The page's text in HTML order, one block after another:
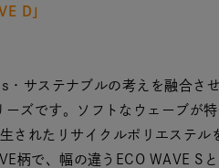
D」
サステナブルの考えを融合さ
ーズです。ソフトなウェーブが
されたリサイクルポリエステル
柄で、幅の違うECO WAVE S